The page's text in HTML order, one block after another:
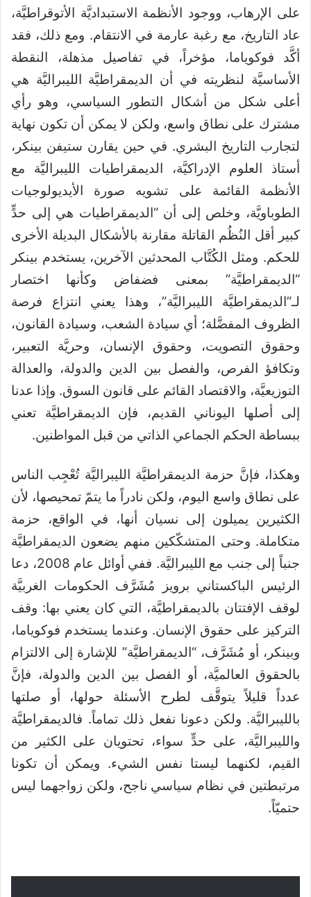
على الإرهاب، ووجود الأنظمة الاستبداديَّة الأتوقراطيَّة،
عاد التاريخ، مع رغبة عارمة في الانتقام. ومع ذلك، فقد
أكَّد فوكوياما، مؤخراً، في تفاصيل مذهلة، النقطة
الأساسيَّة لنظريته في أن الديمقراطيَّة الليبراليَّة هي
أعلى شكل من أشكال التطور السياسي، وهو رأي
مشترك على نطاق واسع، ولكن لا يمكن أن تكون نهاية
لتجارب التاريخ البشري. في حين يقارن ستيفن بينكر،
أستاذ العلوم الإدراكيَّة، الديمقراطيات الليبراليَّة مع
الأنظمة القائمة على تشويه صورة الأيديولوجيات
الطوباويَّة، وخلص إلى أن “الديمقراطيات هي إلى حدٍّ
كبير أقل النُظُم القاتلة مقارنة بالأشكال البديلة الأخرى
للحكم. ومثل الكُتَّاب المحدثين الآخرين، يستخدم بينكر
“الديمقراطيَّة” بمعنى فضفاض وكأنها اختصار
لـ”الديمقراطيَّة الليبراليَّة”، وهذا يعني انتزاع فرصة
الظروف المفضَّلة؛ أي سيادة الشعب، وسيادة القانون،
وحقوق التصويت، وحقوق الإنسان، وحريَّة التعبير،
وتكافؤ الفرص، والفصل بين الدين والدولة، والعدالة
التوزيعيَّة، والاقتصاد القائم على قانون السوق. وإذا عدنا
إلى أصلها اليوناني القديم، فإن الديمقراطيَّة تعني
ببساطة الحكم الجماعي الذاتي من قبل المواطنين.
وهكذا، فإنَّ حزمة الديمقراطيَّة الليبراليَّة تُعْجِب الناس
على نطاق واسع اليوم، ولكن نادراً ما يتمّ تمحيصها، لأن
الكثيرين يميلون إلى نسيان أنها، في الواقع، حزمة
متكاملة. وحتى المتشكّكين منهم يضعون الديمقراطيَّة
جنباً إلى جنب مع الليبراليَّة. ففي أوائل عام 2008، دعا
الرئيس الباكستاني برويز مُشَرَّف الحكومات الغربيَّة
لوقف الإفتتان بالديمقراطيَّة، التي كان يعني بها: وقف
التركيز على حقوق الإنسان. وعندما يستخدم فوكوياما،
وبينكر، أو مُشَرَّف، “الديمقراطيَّة” للإشارة إلى الالتزام
بالحقوق العالميَّة، أو الفصل بين الدين والدولة، فإنَّ
عدداً قليلاً يتوقَّف لطرح الأسئلة حولها، أو صلتها
بالليبراليَّة. ولكن دعونا نفعل ذلك تماماً. فالديمقراطيَّة
والليبراليَّة، على حدٍّ سواء، تحتويان على الكثير من
القيم، لكنهما ليستا نفس الشيء. ويمكن أن تكونا
مرتبطتين في نظام سياسي ناجح، ولكن زواجهما ليس
حتميّاً.